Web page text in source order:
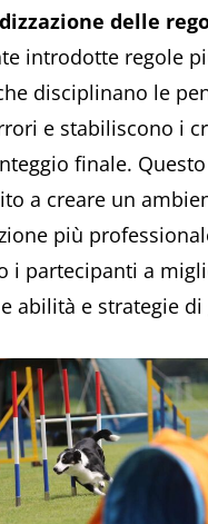
delle
introdotte regole
disciplinano le
e stabiliscono i
finale.
a creare un
più
i partecipanti a
abilità e strategie di